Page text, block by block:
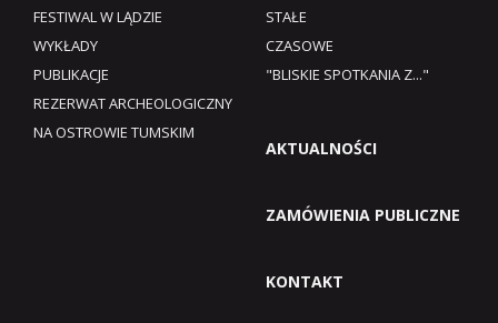
FESTIWAL W LĄDZIE
WYKŁADY
PUBLIKACJE
REZERWAT ARCHEOLOGICZNY
NA OSTROWIE TUMSKIM
STAŁE
CZASOWE
"BLISKIE SPOTKANIA Z..."
AKTUALNOŚCI
ZAMÓWIENIA PUBLICZNE
KONTAKT